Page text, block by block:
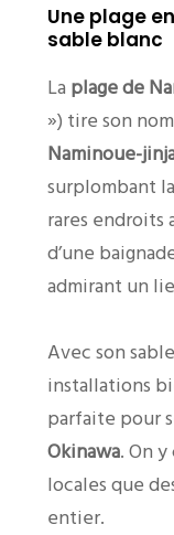
Une plage
sable blanc
La plage de
») tire son
Naminoue-
surplombant
rares endroits
d’une
admirant un
Avec son
installations
parfaite pour
Okinawa. On
locales que
entier.